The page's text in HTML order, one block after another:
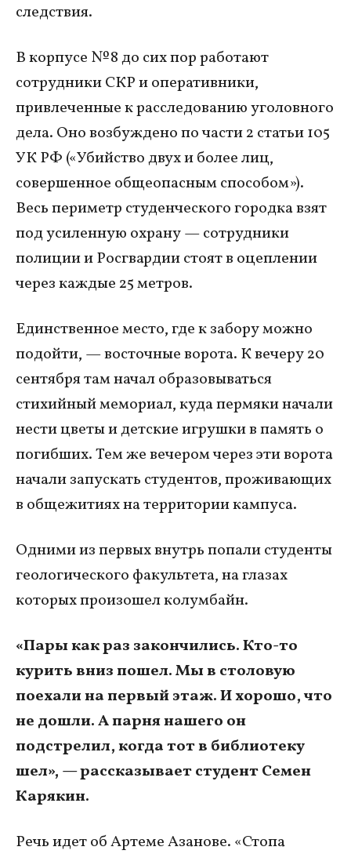
следствия.
В корпусе № 8 до сих пор работают
сотрудники СКР и оперативники,
привлеченные к расследованию уголовного
дела. Оно возбуждено по части 2 статьи 105
УК РФ («Убийство двух и более лиц,
совершенное общеопасным способом»).
Весь периметр студенческого городка взят
под усиленную охрану — сотрудники
полиции и Росгвардии стоят в оцеплении
через каждые 25 метров.
Единственное место, где к забору можно
подойти, — восточные ворота. К вечеру 20
сентября там начал образовываться
стихийный мемориал, куда пермяки начали
нести цветы и детские игрушки в память о
погибших. Тем же вечером через эти ворота
начали запускать студентов, проживающих
в общежитиях на территории кампуса.
Одними из первых внутрь попали студенты
геологического факультета, на глазах
которых произошел колумбайн.
«Пары как раз закончились. Кто-то
курить вниз пошел. Мы в столовую
поехали на первый этаж. И хорошо, что
не дошли. А парня нашего он
подстрелил, когда тот в библиотеку
шел», — рассказывает студент Семен
Карякин.
Речь идет об Артеме Азанове. «Стопа